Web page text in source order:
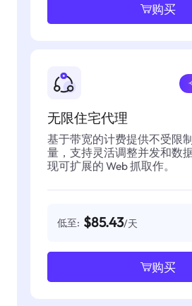
购买
无限住宅代理
基于带宽的计费提供不受限
量，支持灵活调整并发和数
现可扩展的 Web 抓取作。
低至: $85.43/天
购买